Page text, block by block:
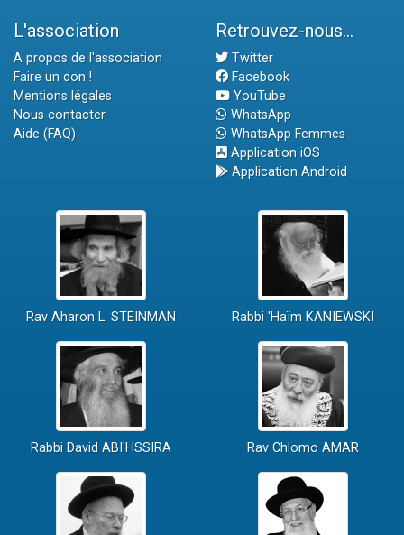
L'association
A propos de l'association
Faire un don !
Mentions légales
Nous contacter
Aide (FAQ)
Retrouvez-nous...
Twitter
Facebook
YouTube
WhatsApp
WhatsApp Femmes
Application iOS
Application Android
Rav Aharon L. STEINMAN Rabbi 'Haïm KANIEWSKI
Rabbi David ABI'HSSIRA Rav Chlomo AMAR